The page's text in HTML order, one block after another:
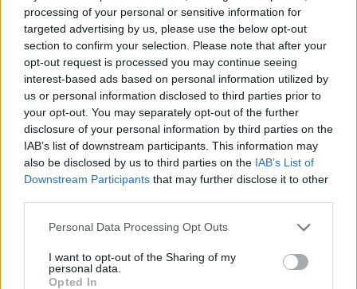
processing of your personal or sensitive information for
targeted advertising by us, please use the below opt-out
section to confirm your selection. Please note that after your
opt-out request is processed you may continue seeing
interest-based ads based on personal information utilized by
us or personal information disclosed to third parties prior to
your opt-out. You may separately opt-out of the further
disclosure of your personal information by third parties on the
IAB’s list of downstream participants. This information may
also be disclosed by us to third parties on the IAB’s List of
Downstream Participants that may further disclose it to other
Personal Data Processing Opt Outs
I want to opt-out of the Sharing of my
personal data.
Opted In
7. Alissa RANUCCINI (LOU Rugby, 22 caps)
6. Francesca SGORBINI (ASM Clermont Rugby,
41 caps)
5. Giordana DUCA (Valsugana Rugby Padova,
4. Valeria FEDRIGHI (Rugby Colorno, 71 caps)
3. Gaia MARIS (Valsugana Rugby Padova, 64
caps)
2. Vittoria VECCHINI (Valsugana Rugby
Padova, 45 caps)
1. Silvia TURANI (Harlequins, 51 caps)
16. Chiara CHELI (Rugby Colorno, 4 caps)